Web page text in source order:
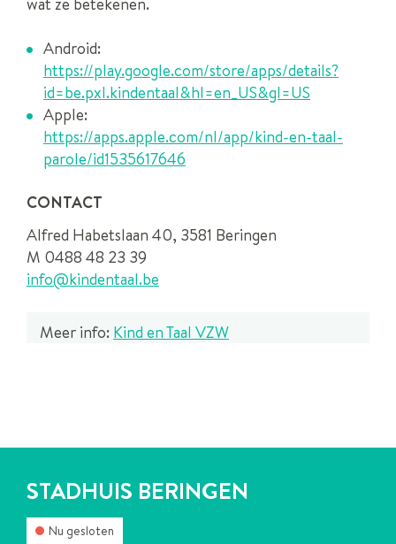
Android:
https://play.google.com/store/apps/details?
id=be.pxl.kindentaal&hl=en_US&gl=US
Apple:
https://apps.apple.com/nl/app/kind-en-taal-
parole/id1535617646
CONTACT
Alfred Habetslaan 40, 3581 Beringen
M 0488 48 23 39
info@kindentaal.be
Meer info: Kind en Taal VZW
STADHUIS BERINGEN
Nu gesloten